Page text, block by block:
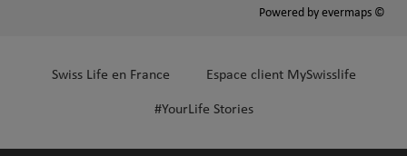
Powered by evermaps ©
Swiss Life en France Espace client MySwisslife
#YourLife Stories